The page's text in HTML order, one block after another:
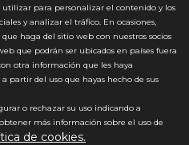
lapolítica de privacidad(requerido)
spam
utilizar para personalizar el contenido y los
y analizar el tráfico. En ocasiones,
haga del sitio web con nuestros socios
que podrán ser ubicados en países fuera
otra información que les haya
partir del uso que hayas hecho de sus
o rechazar su uso indicando a
más información sobre el uso de
de cookies.